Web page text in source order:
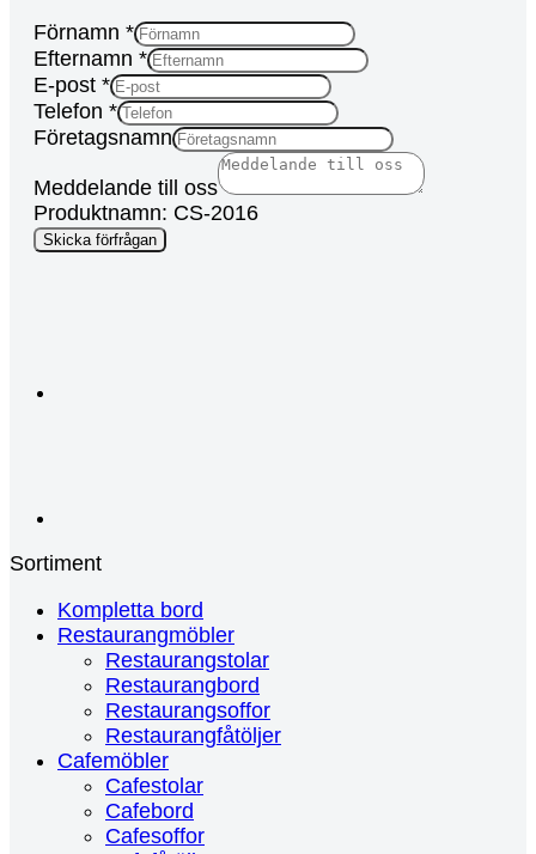
Förnamn *
Efternamn *
E-post *
Telefon *
Företagsnamn
URL
Meddelande
Meddelande till oss
Produktnamn: CS-2016
Skicka förfrågan
Sortiment
Kompletta bord
Restaurangmöbler
Restaurangstolar
Restaurangbord
Restaurangsoffor
Restaurangfåtöljer
Cafemöbler
Cafestolar
Cafebord
Cafesoffor